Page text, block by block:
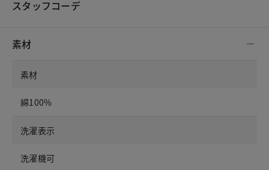
スタッフコーデ
素材
素材
綿100%
洗濯表示
洗濯機可